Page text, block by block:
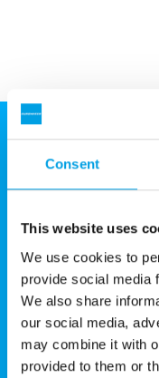
Consent
This website uses
We use cookies to
provide social media
We also share
our social media,
may combine it with
provided to them or